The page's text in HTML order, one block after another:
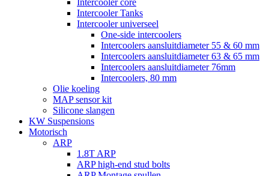
Intercooler core
Intercooler Tanks
Intercooler universeel
One-side intercoolers
Intercoolers aansluitdiameter 55 & 60 mm
Intercoolers aansluitdiameter 63 & 65 mm
Intercoolers aansluitdiameter 76mm
Intercoolers, 80 mm
Olie koeling
MAP sensor kit
Silicone slangen
KW Suspensions
Motorisch
ARP
1.8T ARP
ARP high-end stud bolts